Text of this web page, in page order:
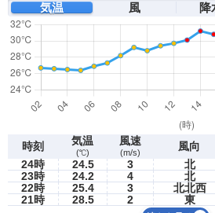
気温 風 降
時刻 気温
(℃)
風速
(m/s) 風向
24時 24.5 3 北
23時
24.2 4 北
22時
25.4 3 北北西
21時
28.5 2 東